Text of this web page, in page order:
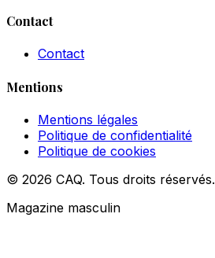
Contact
Contact
Mentions
Mentions légales
Politique de confidentialité
Politique de cookies
© 2026 CAQ. Tous droits réservés.
Magazine masculin